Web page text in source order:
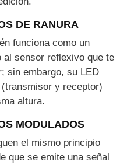
DE RANURA
funciona como un
sensor reflexivo que te
sin embargo, su LED
y receptor)
altura.
MODULADOS
el mismo principio
que se emite una señal